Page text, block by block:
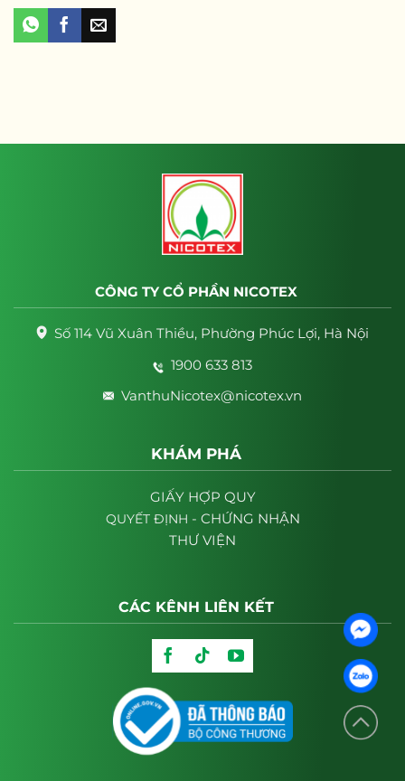
CÔNG TY CỔ PHẦN NICOTEX
Số 114 Vũ Xuân Thiều, Phường Phúc Lợi, Hà Nội
1900 633 813
VanthuNicotex@nicotex.vn
KHÁM PHÁ
GIẤY HỢP QUY
QUYẾT ĐỊNH - CHỨNG NHẬN
THƯ VIỆN
CÁC KÊNH LIÊN KẾT